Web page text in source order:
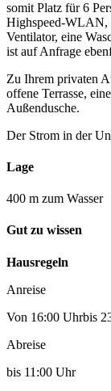
somit Platz für 6
Highspeed-WLAN,
Ventilator, eine
ist auf Anfrage
Zu Ihrem privaten
offene Terrasse,
Außendusche.
Der Strom in der
Lage
400 m zum Wasser
Gut zu wissen
Hausregeln
Anreise
Von 16:00 Uhrbis
Abreise
bis 11:00 Uhr